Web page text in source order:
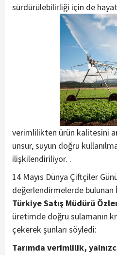
sürdürülebilirliği için de
verimlilikten ürün kalitesini
unsur, suyun doğru
ilişkilendiriliyor. .
14 Mayıs Dünya Çiftçiler
değerlendirmelerde bulunan
Türkiye Satış Müdürü
üretimde doğru sulamanın
çekerek şunları söyledi:
Tarımda verimlilik,